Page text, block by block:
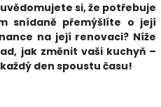
si, že potřebuje
snídaně přemýšlíte o její
na její renovaci? Níže
jak změnit vaši kuchyň –
den spoustu času!